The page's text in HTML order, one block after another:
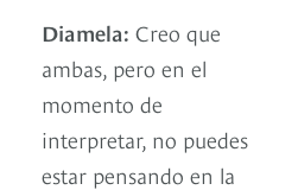
Diamela: Creo que
ambas, pero en el
momento de
interpretar, no puedes
estar pensando en la